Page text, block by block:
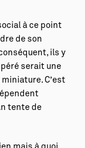
à ce point
de son
ils y
serait une
C’est
tente de